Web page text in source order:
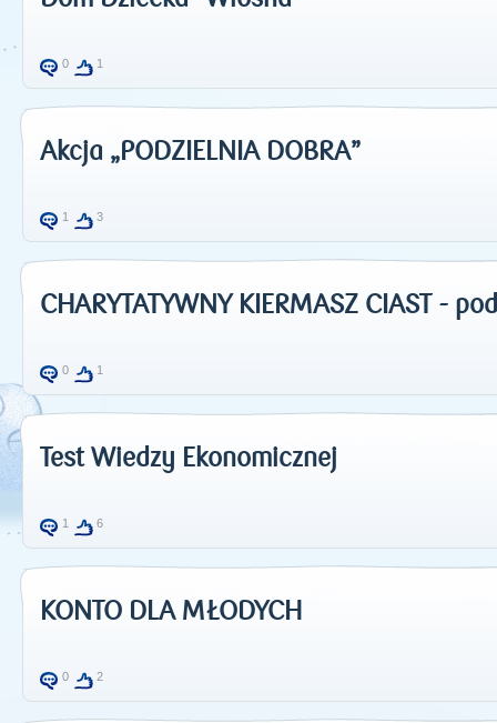
0 1
Akcja „PODZIELNIA DOBRA”
1 3
CHARYTATYWNY KIERMASZ CIAST -
0 1
Test Wiedzy Ekonomicznej
1 6
KONTO DLA MŁODYCH
0 2